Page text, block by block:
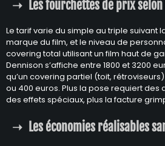
Les fourchettes de prix
Le tarif varie du simple au triple suivant
marque du film, et le niveau de
covering total utilisant un film haut de
Dennison s’affiche entre 1800 et 3200
qu’un covering partiel (toit,
ou 400 euros. Plus la pose requiert
des effets spéciaux, plus la facture
Les économies réalisables